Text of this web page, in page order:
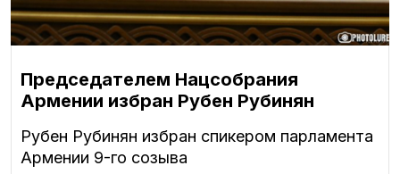
Председателем Нацсобрания
Армении избран Рубен Рубинян
Рубен Рубинян избран спикером парламента
Армении 9-го созыва